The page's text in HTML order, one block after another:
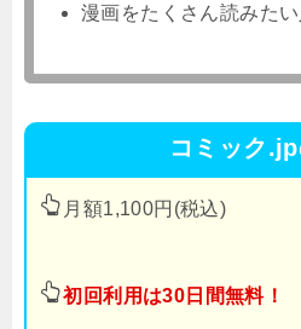
漫画をたくさん読みたい
コミック
月額1,100円(税込)
初回利用は30日間無料！